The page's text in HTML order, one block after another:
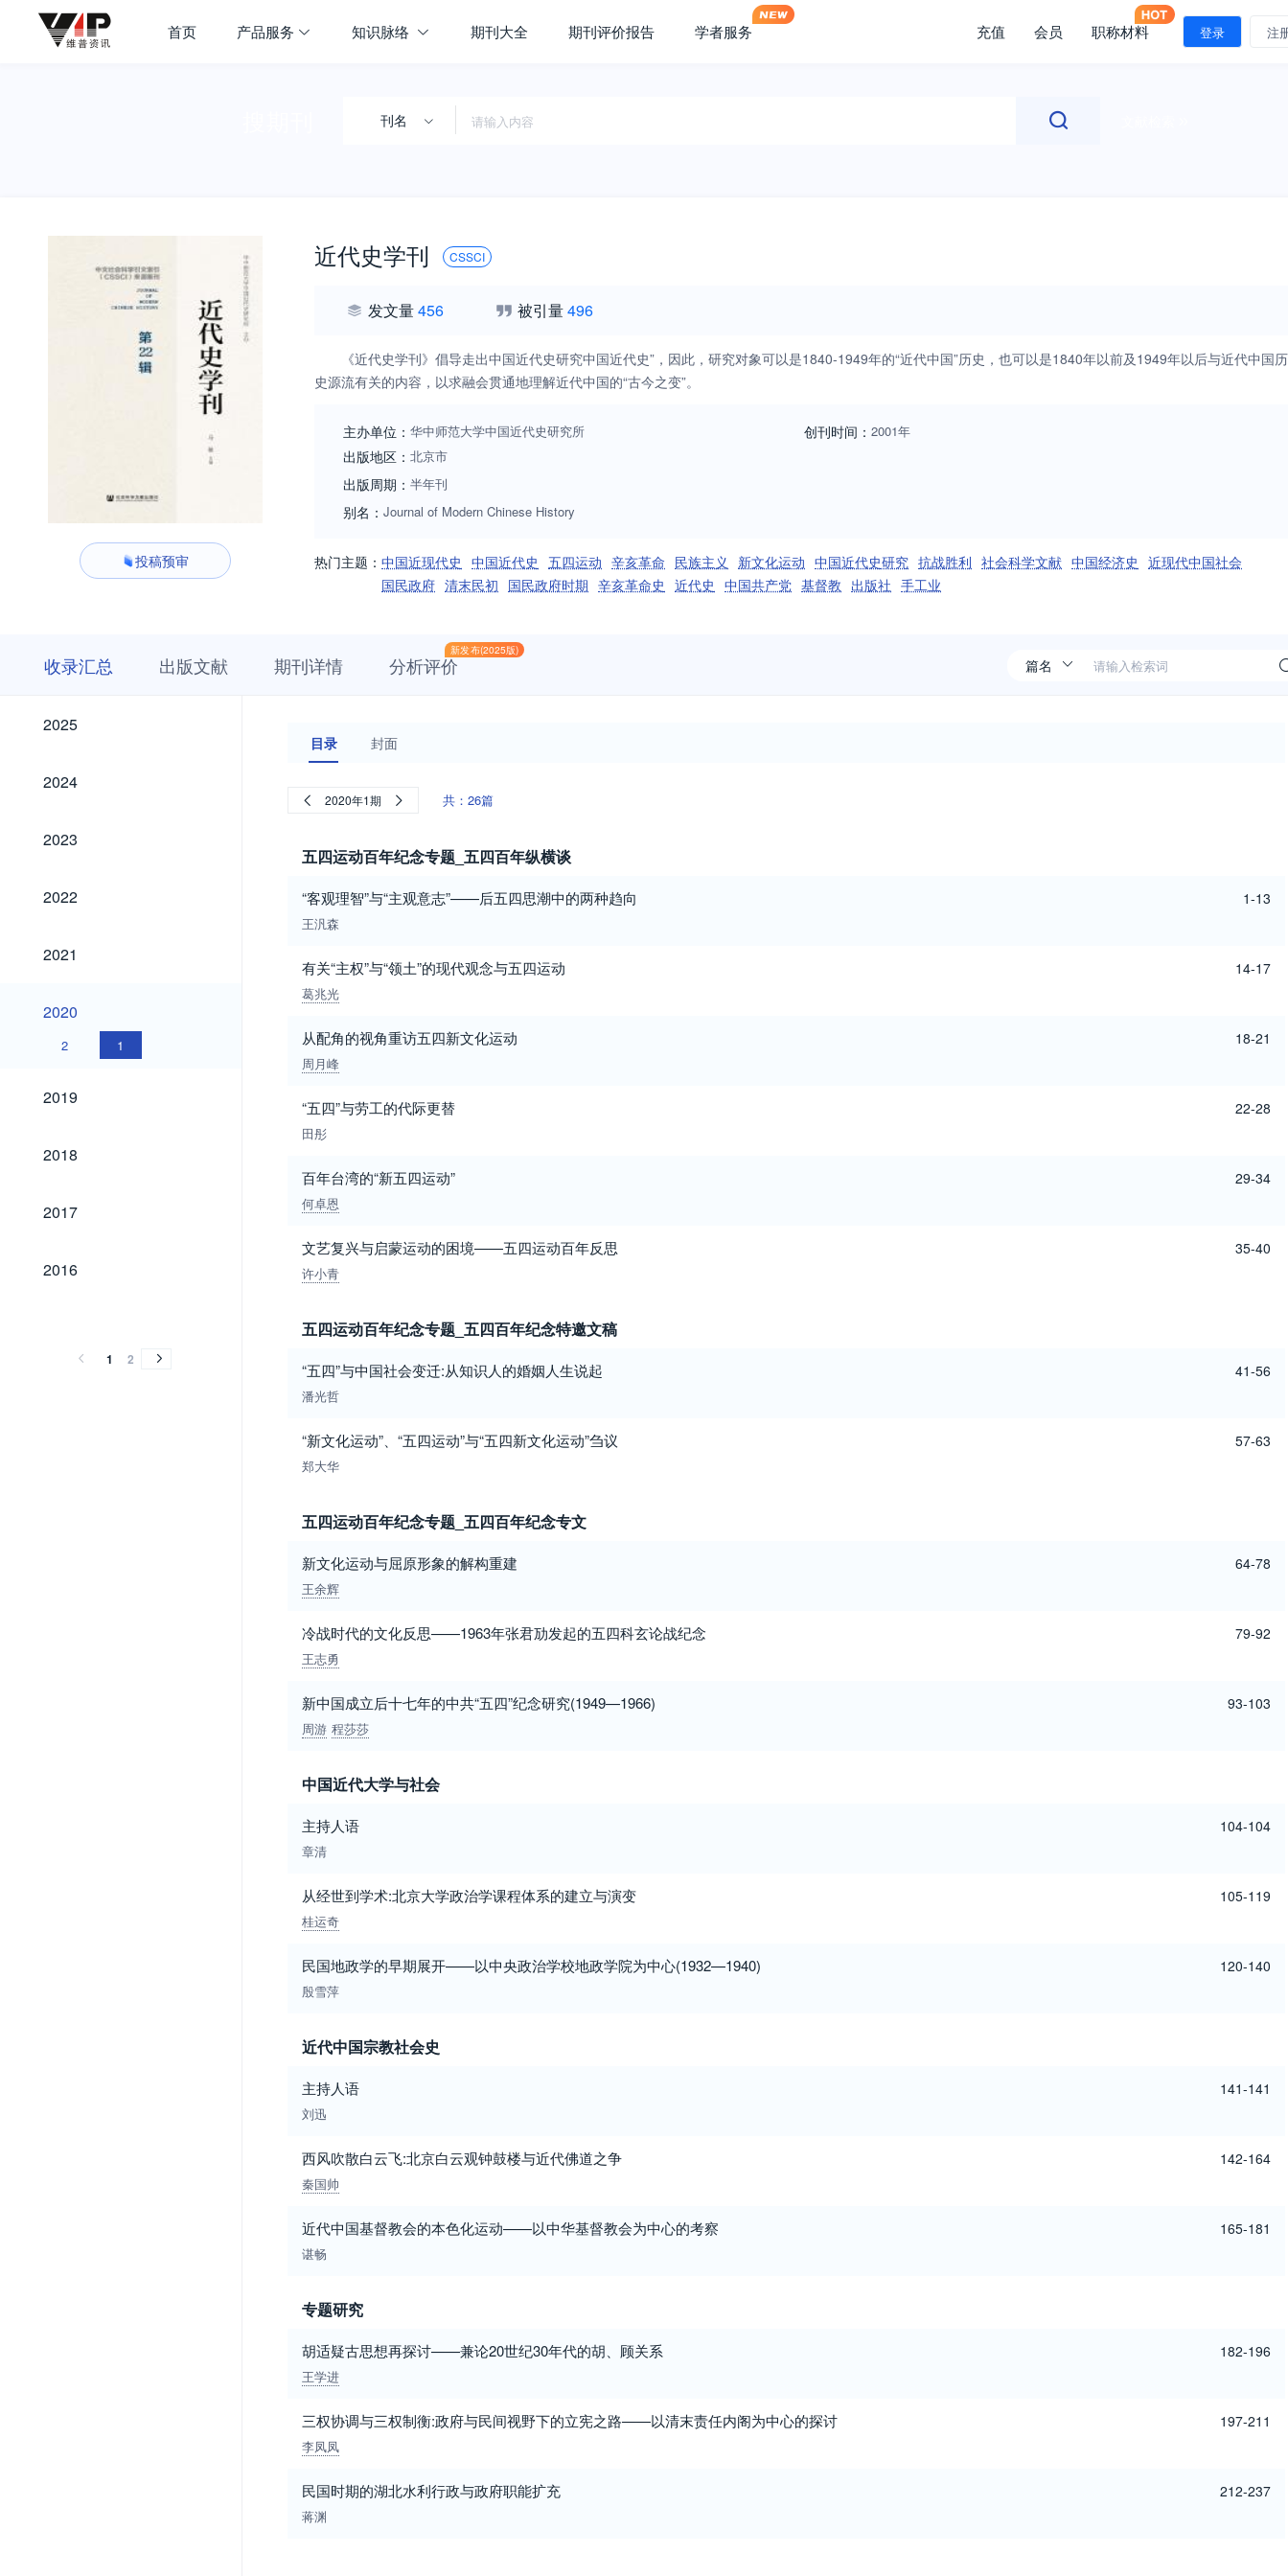
首页 产品服务 知识脉络 期刊大全 期刊评价报告 学者服务 充值 会员 职称材料 登录 注
刊名
投稿预审
近代史学刊 CSSCI
发文量456 被引量496
《近代史学刊》倡导走出中国近代史研究中国近代史”，因此，研究对象可以是1840-1949年的“近代中国”历史，也可以是1840年以前及1949年以后与近代中国历
史源流有关的内容，以求融会贯通地理解近代中国的“古今之变”。
主办单位： 华中师范大学中国近代史研究所
出版地区： 北京市
出版周期： 半年刊
别名： Journal of Modern Chinese History
创刊时间： 2001年
热门主题： 中国近现代史 中国近代史 五四运动 辛亥革命 民族主义 新文化运动 中国近代史研究 抗战胜利 社会科学文献 中国经济史 近现代中国社会
国民政府 清末民初 国民政府时期 辛亥革命史 近代史 中国共产党 基督教 出版社 手工业
收录汇总 出版文献 期刊详情
新发布(2025版)
分析评价
2025
2025
2024
2024
2023
2023
2022
2022
2021
2021
2020
2020
2 1
2019
2019
2018
2018
2017
2017
2016
2016
1 2
目录 封面
2020年1期 共：26篇
五四运动百年纪念专题_五四百年纵横谈
“客观理智”与“主观意志”——后五四思潮中的两种趋向
王汎森
1-13
有关“主权”与“领土”的现代观念与五四运动
葛兆光
14-17
从配角的视角重访五四新文化运动
周月峰
18-21
“五四”与劳工的代际更替
田彤
22-28
百年台湾的“新五四运动”
何卓恩
29-34
文艺复兴与启蒙运动的困境——五四运动百年反思
许小青
35-40
五四运动百年纪念专题_五四百年纪念特邀文稿
“五四”与中国社会变迁:从知识人的婚姻人生说起
潘光哲
41-56
“新文化运动”、“五四运动”与“五四新文化运动”刍议
郑大华
57-63
五四运动百年纪念专题_五四百年纪念专文
新文化运动与屈原形象的解构重建
王余辉
64-78
冷战时代的文化反思——1963年张君劢发起的五四科玄论战纪念
王志勇
79-92
新中国成立后十七年的中共“五四”纪念研究(1949—1966)
周游 程莎莎
93-103
中国近代大学与社会
主持人语
章清
104-104
从经世到学术:北京大学政治学课程体系的建立与演变
桂运奇
105-119
民国地政学的早期展开——以中央政治学校地政学院为中心(1932—1940)
殷雪萍
120-140
近代中国宗教社会史
主持人语
刘迅
141-141
西风吹散白云飞:北京白云观钟鼓楼与近代佛道之争
秦国帅
142-164
近代中国基督教会的本色化运动——以中华基督教会为中心的考察
谌畅
165-181
专题研究
胡适疑古思想再探讨——兼论20世纪30年代的胡、顾关系
王学进
182-196
三权协调与三权制衡:政府与民间视野下的立宪之路——以清末责任内阁为中心的探讨
李凤凤
197-211
民国时期的湖北水利行政与政府职能扩充
蒋渊
212-237